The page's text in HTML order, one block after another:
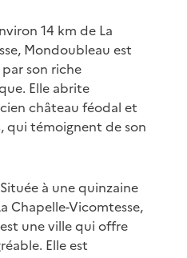
14 km de La
Mondoubleau est
son riche
Elle abrite
château féodal et
qui témoignent de son
à une quinzaine
Chapelle-Vicomtesse,
une ville qui offre
Elle est